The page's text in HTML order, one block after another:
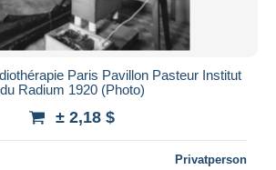
Paris Pavillon Pasteur Institut
du Radium 1920 (Photo)
± 2,18 $
Privatperson